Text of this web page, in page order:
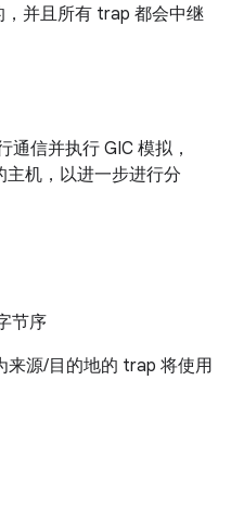
并且所有 trap 都会中继
通信并执行 GIC 模拟，
主机，以进一步进行分
节序
来源/目的地的 trap 将使用